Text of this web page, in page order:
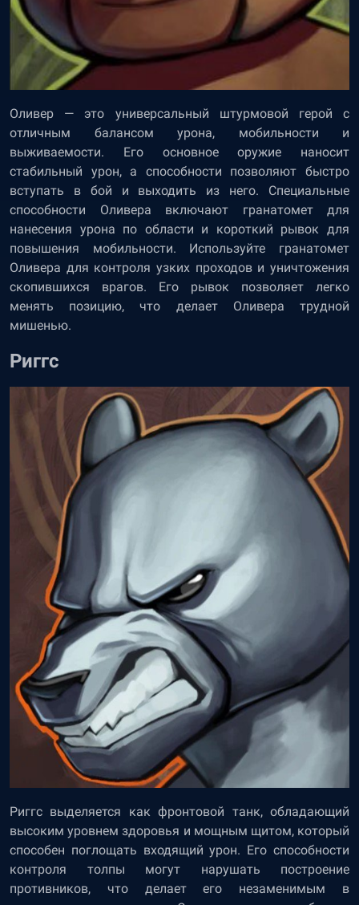
Оливер — это универсальный штурмовой герой с
отличным балансом урона, мобильности и
выживаемости. Его основное оружие наносит
стабильный урон, а способности позволяют быстро
вступать в бой и выходить из него. Специальные
способности Оливера включают гранатомет для
нанесения урона по области и короткий рывок для
повышения мобильности. Используйте гранатомет
Оливера для контроля узких проходов и уничтожения
скопившихся врагов. Его рывок позволяет легко
менять позицию, что делает Оливера трудной
мишенью.
Риггс
Риггс выделяется как фронтовой танк, обладающий
высоким уровнем здоровья и мощным щитом, который
способен поглощать входящий урон. Его способности
контроля толпы могут нарушать построение
противников, что делает его незаменимым в